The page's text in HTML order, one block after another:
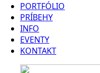
PORTFÓLIO
PRÍBEHY
INFO
EVENTY
KONTAKT